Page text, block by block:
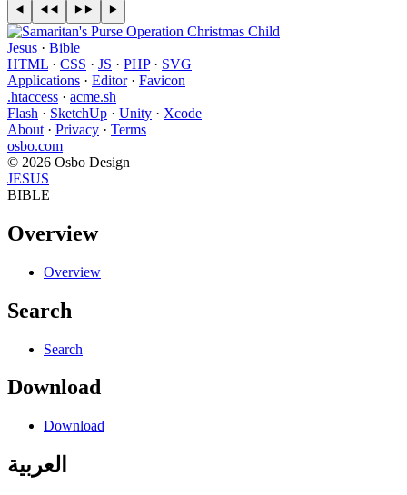
Jesus · Bible
HTML · CSS · JS · PHP· SVG
Applications · Editor· Favicon
.htaccess · acme.sh
Flash · SketchUp · Unity · Xcode
About · Privacy · Terms
osbo.com
© 2026 Osbo Design
JESUS
BIBLE
Overview
Overview
Search
Search
Download
Download
العربية